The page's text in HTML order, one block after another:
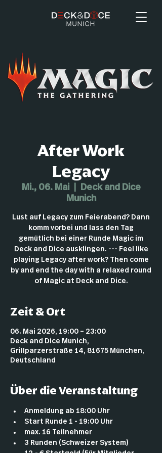
After Work
Legacy
Mi., 06. Mai
  |
Deck and Dice
Munich
Lust auf Legacy zum Feierabend? Dann
komm vorbei und lass den Tag
gemütlich bei einer Runde Magic im
Deck and Dice ausklingen. --- Feel like
playing Legacy after work? Then come
by and end the day with a relaxed round
of Magic at Deck and Dice.
Zeit & Ort
06. Mai 2026, 19:00 – 23:00
Deck and Dice Munich,
Grillparzerstraße 14, 81675 München,
Deutschland
Über die Veranstaltung
Anmeldung ab 18:00 Uhr
Start Runde 1 - 19:00 Uhr
max. 16 Teilnehmer
3 Runden (Schweizer System)